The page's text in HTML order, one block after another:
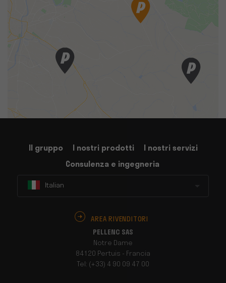
Il gruppo I nostri prodotti
I nostri servizi
Consulenza e ingegneria
Italian
AREA RIVENDITORI
PELLENC SAS
Notre Dame
84120 Pertuis - Francia
Tel: (+33) 4 90 09 47 00